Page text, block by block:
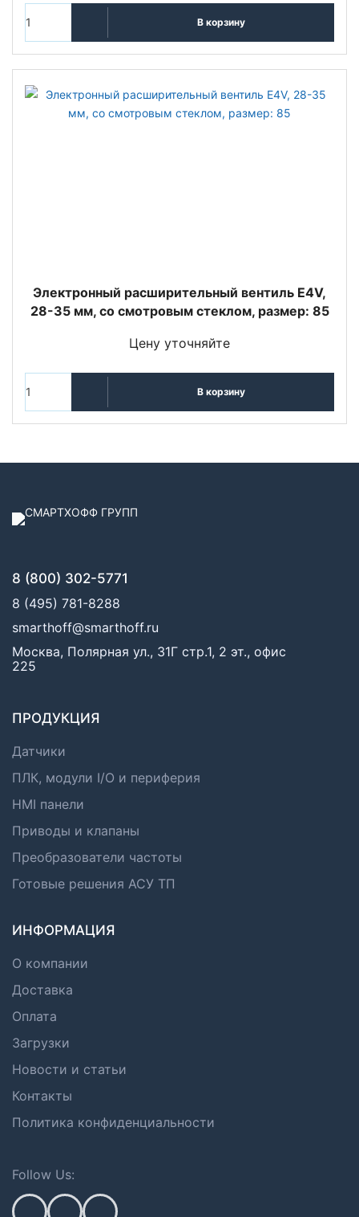
В корзину
Электронный расширительный вентиль E4V,
28-35 мм, со смотровым стеклом, размер: 85
Цену уточняйте
В корзину
8 (800) 302-5771
8 (495) 781-8288
smarthoff@smarthoff.ru
Москва, Полярная ул., 31Г стр.1, 2 эт., офис
225
ПРОДУКЦИЯ
Датчики
ПЛК, модули I/O и периферия
HMI панели
Приводы и клапаны
Преобразователи частоты
Готовые решения АСУ ТП
ИНФОРМАЦИЯ
О компании
Доставка
Оплата
Загрузки
Новости и статьи
Контакты
Политика конфиденциальности
Follow Us: